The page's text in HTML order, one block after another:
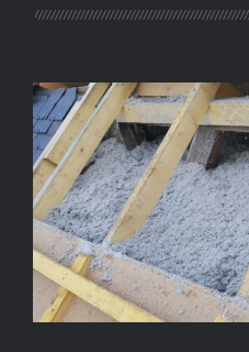
Contact